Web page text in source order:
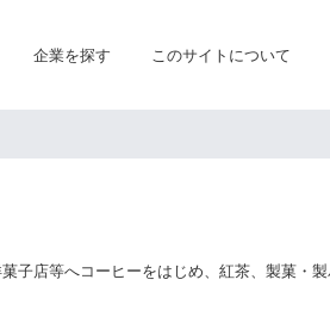
企業を探す このサイトについて